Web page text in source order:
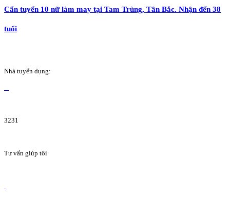
Cẩn tuyển 10 nữ làm may tại Tam Trùng, Tân Bắc. Nhận đến 38
tuổi
Nhà tuyển dụng:
3231
Tư vấn giúp tôi